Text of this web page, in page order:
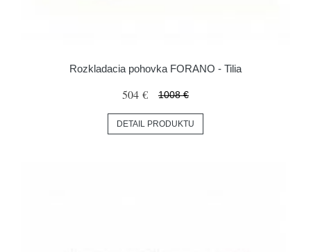
Rozkladacia pohovka FORANO - Tilia
504 € 1008 €
DETAIL PRODUKTU